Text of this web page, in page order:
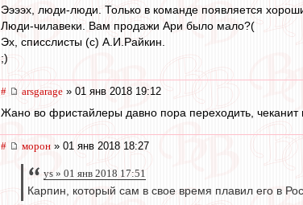
Ээээх, люди-люди. Только в команде появляется
Люди-чилавеки. Вам продажи Ари было мало?(
Эх, списслисты (с) А.И.Райкин.
;)
# arsgarage » 01 янв 2018 19:12
Жано во фристайлеры давно пора переходить, чеканит
# морон » 01 янв 2018 18:27
ys » 01 янв 2018 17:51
Карпин, который сам в свое время плавил его в